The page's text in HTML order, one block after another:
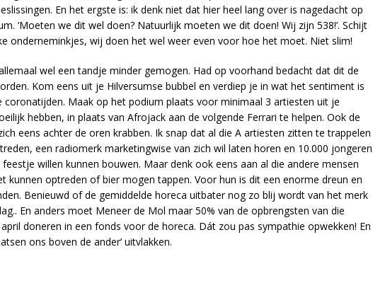
En het ergste is: ik denk niet dat hier heel lang over is nagedacht op
‘Moeten we dit wel doen? Natuurlijk moeten we dit doen! Wij zijn 538!’. Schijt
onderneminkjes, wij doen het wel weer even voor hoe het moet. Niet slim!
wel een tandje minder gemogen. Had op voorhand bedacht dat dit de
Kom eens uit je Hilversumse bubbel en verdiep je in wat het sentiment is
coronatijden. Maak op het podium plaats voor minimaal 3 artiesten uit je
hebben, in plaats van Afrojack aan de volgende Ferrari te helpen. Ook de
eens achter de oren krabben. Ik snap dat al die A artiesten zitten te trappelen
een radiomerk marketingwise van zich wil laten horen en 10.000 jongeren
willen kunnen bouwen. Maar denk ook eens aan al die andere mensen
kunnen optreden of bier mogen tappen. Voor hun is dit een enorme dreun en
Benieuwd of de gemiddelde horeca uitbater nog zo blij wordt van het merk
En anders moet Meneer de Mol maar 50% van de opbrengsten van die
doneren in een fonds voor de horeca. Dát zou pas sympathie opwekken! En
ons boven de ander’ uitvlakken.